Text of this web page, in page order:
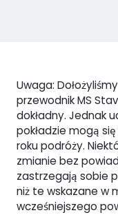
Uwaga:
przewodnik MS
dokładny. Jednak
pokładzie mogą
roku podróży.
zmianie bez
zastrzegają sobie
niż te wskazane w
wcześniejszego